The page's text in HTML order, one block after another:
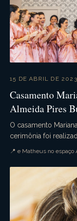
15 DE ABRIL DE 2023
Casamento
Almeida Pires
O casamento
cerimônia foi
recepção no
📍 e Matheus no espaço